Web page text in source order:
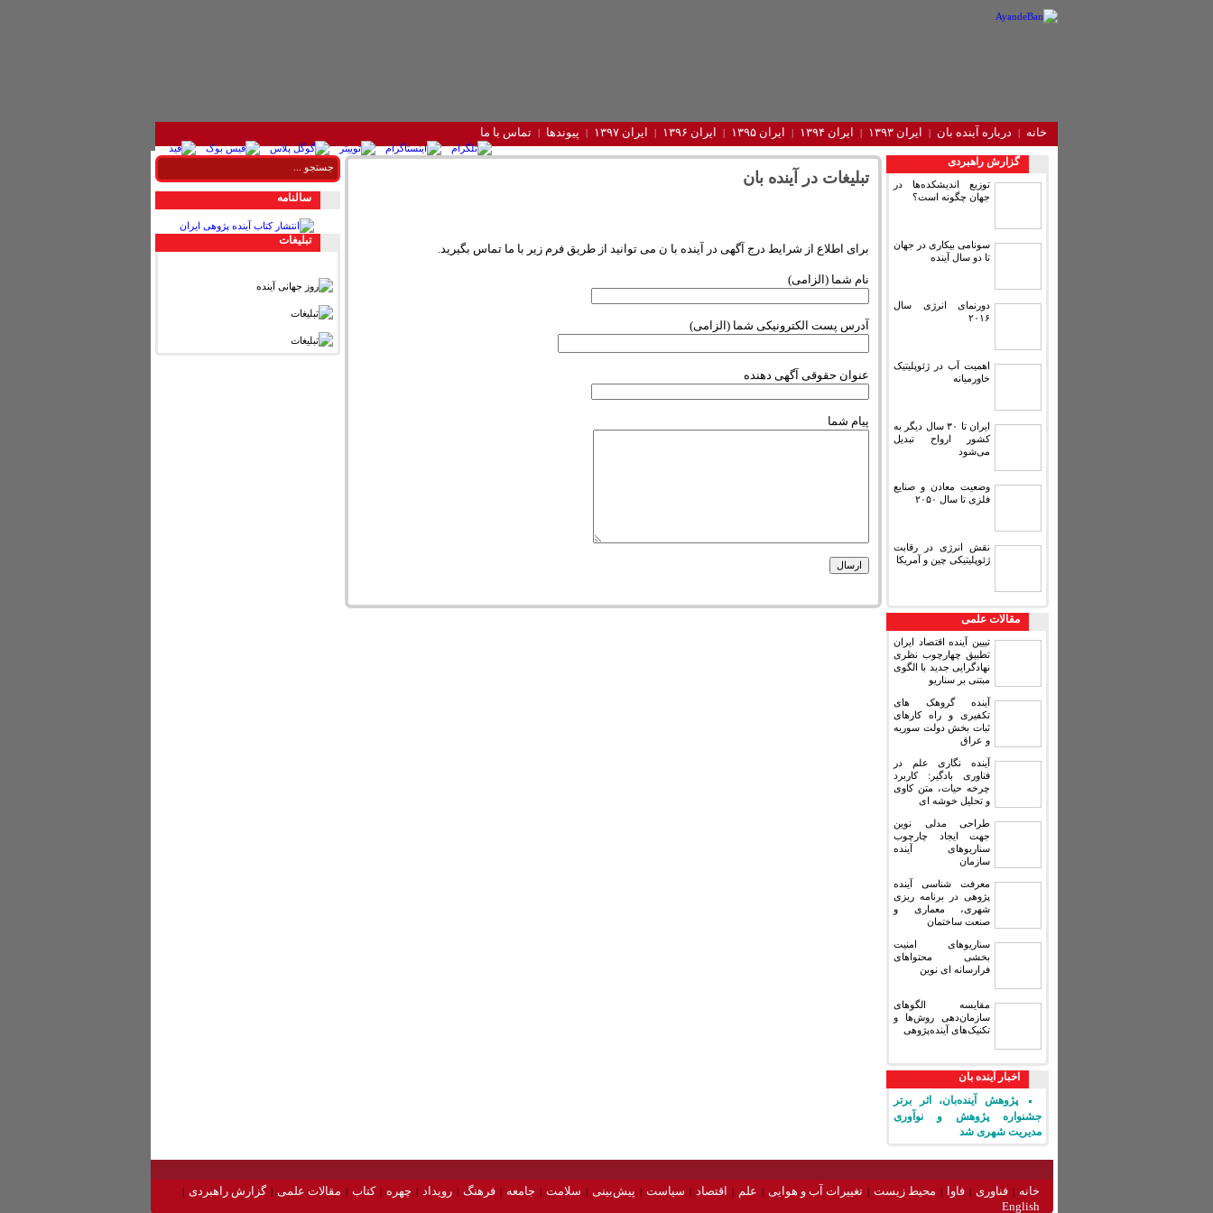
خانه درباره آینده‌ بان ایران ۱۳۹۳ ایران ۱۳۹۴ ایران ۱۳۹۵ ایران ۱۳۹۶ ایران ۱۳۹۷ پیوندها تماس با ما
گزارش راهبردی
توزیع اندیشکده‌ها در
جهان چگونه است؟
سونامی بیکاری در جهان
تا دو سال آینده
دورنمای انرژی سال
۲۰۱۶
اهمیت آب در ژئوپلیتیک
خاورمیانه
ایران تا ۳۰ سال دیگر به
کشور ارواح تبدیل
می‌شود
وضعیت معادن و صنایع
فلزی تا سال ۲۰۵۰
نقش انرژی در رقابت
ژئوپلیتیکی چین و آمریکا
مقالات علمی
تبیین آینده اقتصاد ایران
تطبیق چهارچوب نظری
نهادگرایی جدید با الگوی
مبتنی بر سناریو
آینده گروهک های
تکفیری و راه کارهای
ثبات بخش دولت سوریه
و عراق
آینده نگاری علم در
فناوری بادگیر: کاربرد
چرخه حیات، متن کاوی
و تحلیل خوشه ای
طراحی مدلی نوین
جهت ایجاد چارچوب
سناریوهای آینده
سازمان
معرفت شناسی آینده
پژوهی در برنامه ریزی
شهری، معماری و
صنعت ساختمان
سناریوهای امنیت
بخشی محتواهای
فرارسانه ای نوین
مقایسه‏ الگوهای
سازمان‌دهی روش‌ها و
تکنیک‌های آینده‌پژوهی
اخبار آینده بان
پژوهش آینده‌بان، اثر برتر
جشنواره پژوهش و نوآوری
مدیریت شهری شد
تبلیغات در آینده بان
برای اطلاع از شرایط درج آگهی در آینده با ن می توانید از طریق فرم زیر با ما تماس بگیرید.
نام شما (الزامی)
آدرس پست الکترونیکی شما (الزامی)
عنوان حقوقی آگهی دهنده
پیام شما
سالنامه
تبليغات
خانه فناوری فاوا محیط زیست تغییرات آب و هوایی علم اقتصاد سیاست پیش‌بینی سلامت جامعه فرهنگ رویداد چهره کتاب مقالات علمی
گزارش راهبردی
English